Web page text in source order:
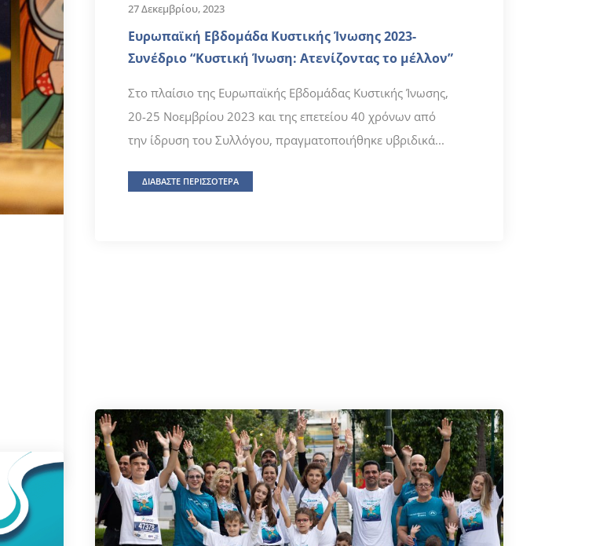
27 Δεκεμβρίου, 2023
Ευρωπαϊκή Εβδομάδα Κυστικής Ίνωσης 2023-
Συνέδριο “Κυστική Ίνωση: Ατενίζοντας το μέλλον”
Στο πλαίσιο της Ευρωπαϊκής Εβδομάδας Κυστικής Ίνωσης,
20-25 Νοεμβρίου 2023 και της επετείου 40 χρόνων από
την ίδρυση του Συλλόγου, πραγματοποιήθηκε υβριδικά...
ΔΙΑΒΑΣΤΕ ΠΕΡΙΣΣΟΤΕΡΑ